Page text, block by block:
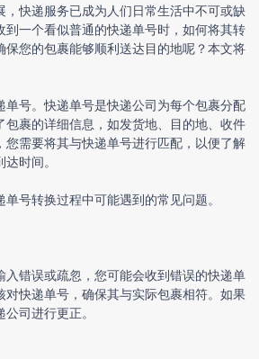
，快递服务已成为人们日常生活中不可或缺
到一个看似普通的快递单号时，如何将其转
保您的包裹能够顺利送达目的地呢？本文将
单号。快递单号是快递公司为每个包裹分配
包裹的详细信息，如发货地、目的地、收件
您需要将其与快递单号进行匹配，以便了解
时间。
单号转换过程中可能遇到的常见问题。
入错误或疏忽，您可能会收到错误的快递单
对快递单号，确保其与实际包裹相符。如果
司进行更正。